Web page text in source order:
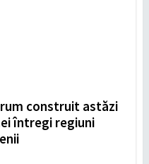
construit astăzi
întregi regiuni